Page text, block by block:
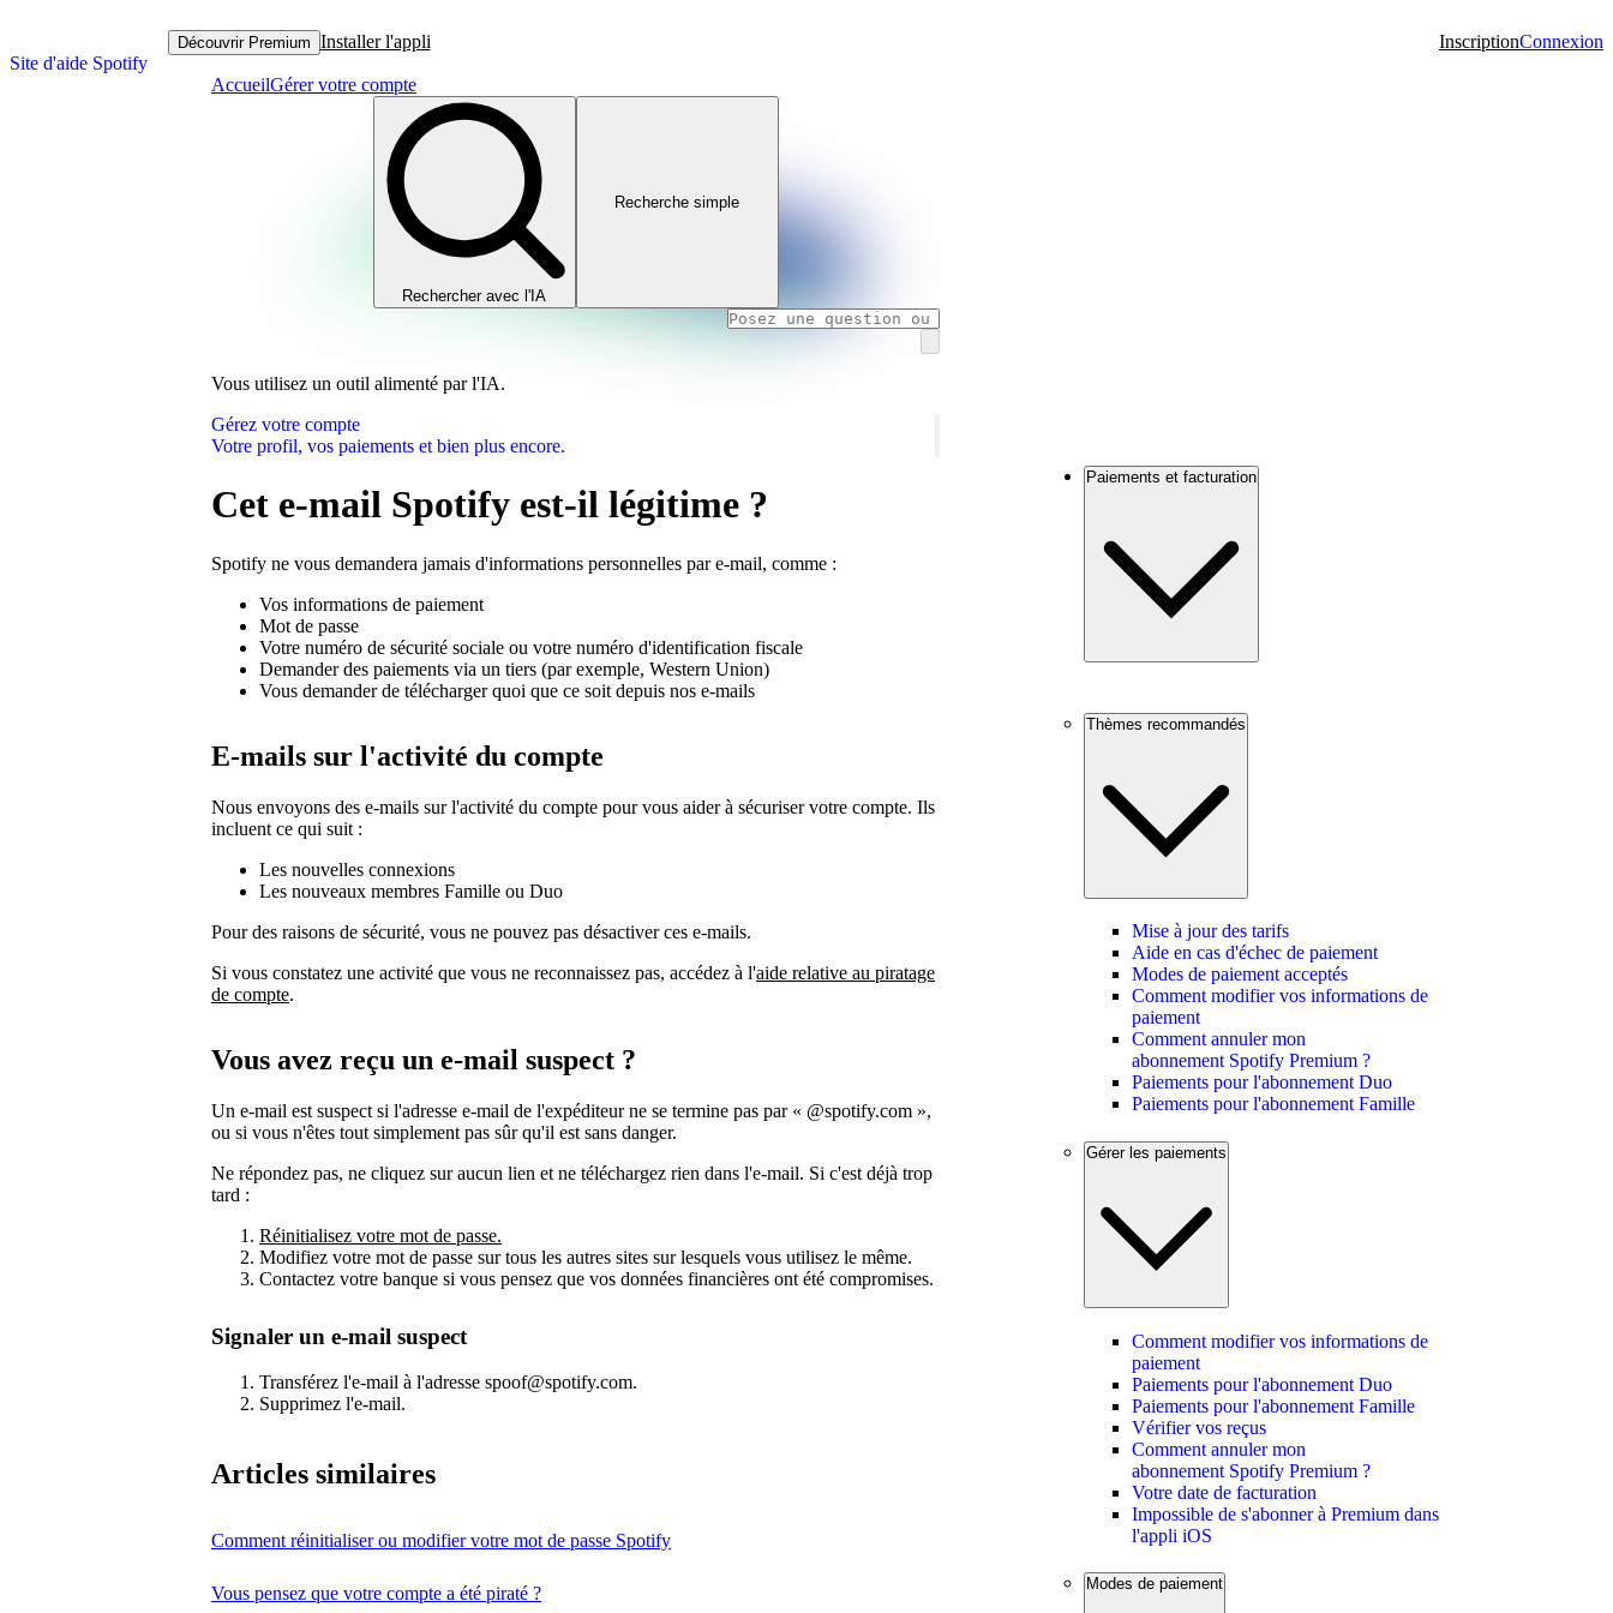
Site d'aide Spotify
Découvrir Premium Installer l'appli InscriptionConnexion
AccueilGérer votre compte
Rechercher avec l'IA
Recherche simple
Vous utilisez un outil alimenté par l'IA.
Gérez votre compte
Votre profil, vos paiements et bien plus encore.
Cet e-mail Spotify est-il légitime ?
Spotify ne vous demandera jamais d'informations personnelles par e-mail, comme :
Vos informations de paiement
Mot de passe
Votre numéro de sécurité sociale ou votre numéro d'identification fiscale
Demander des paiements via un tiers (par exemple, Western Union)
Vous demander de télécharger quoi que ce soit depuis nos e-mails
E-mails sur l'activité du compte
Nous envoyons des e-mails sur l'activité du compte pour vous aider à sécuriser votre compte. Ils
incluent ce qui suit :
Les nouvelles connexions
Les nouveaux membres Famille ou Duo
Pour des raisons de sécurité, vous ne pouvez pas désactiver ces e-mails.
Si vous constatez une activité que vous ne reconnaissez pas, accédez à l'aide relative au piratage
de compte.
Vous avez reçu un e-mail suspect ?
Un e-mail est suspect si l'adresse e-mail de l'expéditeur ne se termine pas par « @spotify.com »,
ou si vous n'êtes tout simplement pas sûr qu'il est sans danger.
Ne répondez pas, ne cliquez sur aucun lien et ne téléchargez rien dans l'e-mail. Si c'est déjà trop
tard :
Réinitialisez votre mot de passe.
Modifiez votre mot de passe sur tous les autres sites sur lesquels vous utilisez le même.
Contactez votre banque si vous pensez que vos données financières ont été compromises.
Signaler un e-mail suspect
Transférez l'e-mail à l'adresse spoof@spotify.com.
Supprimez l'e-mail.
Articles similaires
Comment réinitialiser ou modifier votre mot de passe Spotify
Vous pensez que votre compte a été piraté ?
Paiements et facturation
Thèmes recommandés
Mise à jour des tarifs
Aide en cas d'échec de paiement
Modes de paiement acceptés
Comment modifier vos informations de
paiement
Comment annuler mon
abonnement Spotify Premium ?
Paiements pour l'abonnement Duo
Paiements pour l'abonnement Famille
Gérer les paiements
Comment modifier vos informations de
paiement
Paiements pour l'abonnement Duo
Paiements pour l'abonnement Famille
Vérifier vos reçus
Comment annuler mon
abonnement Spotify Premium ?
Votre date de facturation
Impossible de s'abonner à Premium dans
l'appli iOS
Modes de paiement